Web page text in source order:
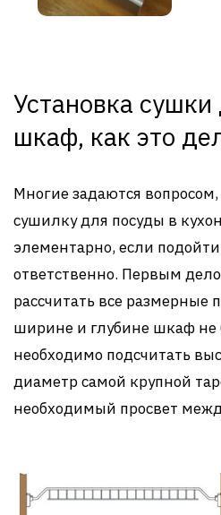
Установка
шкаф, как это
Многие задаются вопросом,
сушилку для посуды в
элементарно, если
ответственно. Первым
рассчитать все размерные
ширине и глубине шкаф
необходимо подсчитать
диаметр самой крупной
необходимый просвет